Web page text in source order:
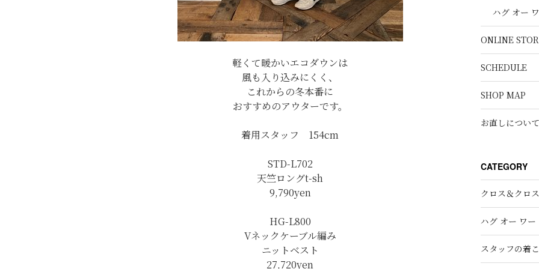
軽くて暖かいエコダウンは
風も入り込みにくく、
これからの冬本番に
おすすめのアウターです。
着用スタッフ 154cm
STD-L702
天竺ロングt-sh
9,790yen
HG-L800
Vネックケーブル編み
ニットベスト
27,720yen
ハグ オー
ONLINE
SCHEDULE
SHOP MAP
お直しについて
CATEGORY
クロス＆クロス
ハグ オー ワー
スタッフの着